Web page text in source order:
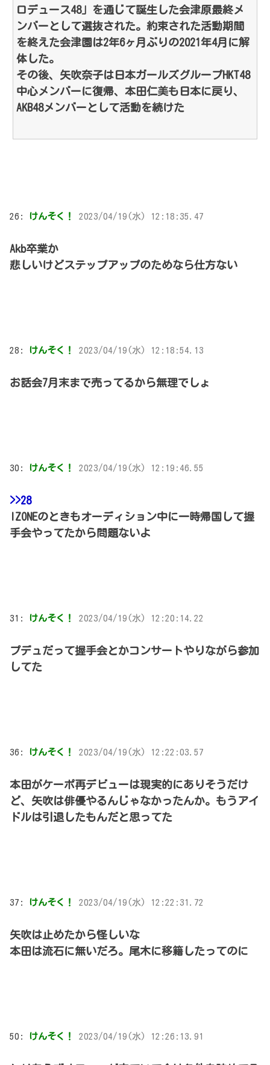
ロデュース48」を通じて誕生した会津原最終メ
ンバーとして選抜された。約束された活動期間
を終えた会津園は2年6ヶ月ぶりの2021年4月に解
体した。
その後、矢吹奈子は日本ガールズグループHKT48
中心メンバーに復帰、本田仁美も日本に戻り、
AKB48メンバーとして活動を続けた
26: けんそく！ 2023/04/19(水) 12:18:35.47
Akb卒業か
悲しいけどステップアップのためなら仕方ない
28: けんそく！ 2023/04/19(水) 12:18:54.13
お話会7月末まで売ってるから無理でしょ
30: けんそく！ 2023/04/19(水) 12:19:46.55
>>28
IZONEのときもオーディション中に一時帰国して握
手会やってたから問題ないよ
31: けんそく！ 2023/04/19(水) 12:20:14.22
プデュだって握手会とかコンサートやりながら参加
してた
36: けんそく！ 2023/04/19(水) 12:22:03.57
本田がケーポ再デビューは現実的にありそうだけ
ど、矢吹は俳優やるんじゃなかったんか。もうアイ
ドルは引退したもんだと思ってた
37: けんそく！ 2023/04/19(水) 12:22:31.72
矢吹は止めたから怪しいな
本田は流石に無いだろ。尾木に移籍したってのに
50: けんそく！ 2023/04/19(水) 12:26:13.91